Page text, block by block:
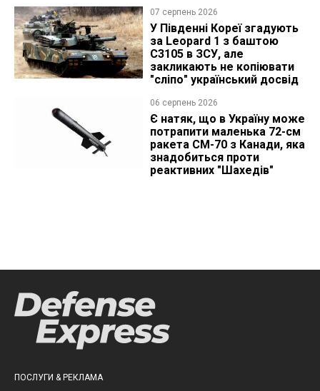
07 серпень 2026
У Південні Кореї згадують
за Leopard 1 з баштою
C3105 в ЗСУ, але
закликають не копіювати
"сліпо" український досвід
06 серпень 2026
Є натяк, що в Україну може
потрапити маленька 72-см
ракета CM-70 з Канади, яка
знадобиться проти
реактивних "Шахедів"
ПОСЛУГИ & РЕКЛАМА